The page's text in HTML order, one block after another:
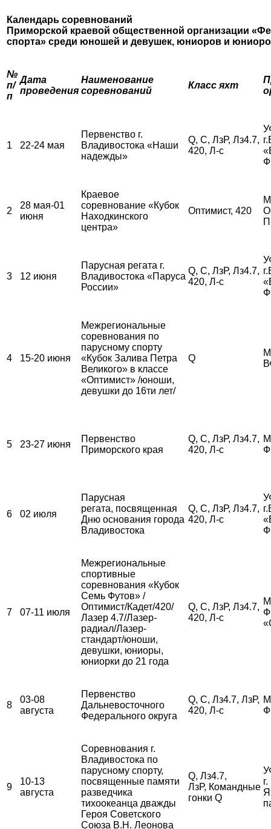
Календарь соревнований
Приморской краевой общественной организации
спорта» среди юношей и девушек, юниоров и
№
п/
п
Дата
проведения
Наименование
соревнований
Класс яхт
1 22-24 мая
Первенство г.
Владивостока «Наши
надежды»
Q, С, ЛзР, Лз4.7,
420, Л-с
2
28 мая-01
июня
Краевое
соревнование «Кубок
Находкинского
центра»
Оптимист, 420
3 12 июня
Парусная регата г.
Владивостока «Паруса
России»
Q, С, ЛзР, Лз4.7,
420, Л-с
4 15-20 июня
Межрегиональные
соревнования по
парусному спорту
«Кубок Залива Петра
Великого» в классе
«Оптимист» /юноши,
девушки до 16ти лет/
Q
5 23-27 июня
Первенство
Приморского края
Q, С, ЛзР, Лз4.7,
420, Л-с
6 02 июля
Парусная
регата, посвященная
Дню основания города
Владивостока
Q, С, ЛзР, Лз4.7,
420, Л-с
7 07-11 июля
Межрегиональные
спортивные
соревнования «Кубок
Семь Футов» /
Оптимист/Кадет/420/
Лазер 4.7/Лазер-
радиал/Лазер-
стандарт/юноши,
девушки, юниоры,
юниорки до 21 года
Q, С, ЛзР, Лз4.7,
420, Л-с
8
03-08
августа
Первенство
Дальневосточного
Федерального округа
Q, С, Лз4.7, ЛзР,
420, Л-с
9
10-13
августа
Соревнования г.
Владивостока по
парусному спорту,
посвященные памяти
разведчика
тихоокеанца дважды
Героя Советского
Союза В.Н. Леонова
Q, Лз4.7,
ЛзР, Командные
гонки Q